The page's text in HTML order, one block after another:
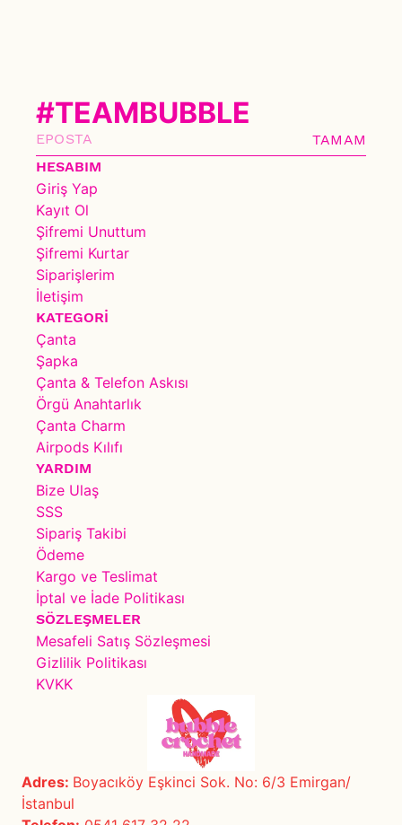
HESABIM
Giriş Yap
Kayıt Ol
Şifremi Unuttum
Şifremi Kurtar
Siparişlerim
İletişim
KATEGORİ
Çanta
Şapka
Çanta & Telefon Askısı
Örgü Anahtarlık
Çanta Charm
Airpods Kılıfı
YARDIM
Bize Ulaş
SSS
Sipariş Takibi
Ödeme
Kargo ve Teslimat
İptal ve İade Politikası
SÖZLEŞMELER
Mesafeli Satış Sözleşmesi
Gizlilik Politikası
KVKK
#TEAMBUBBLE
TAMAM
Adres: Boyacıköy Eşkinci Sok. No: 6/3 Emirgan/
İstanbul